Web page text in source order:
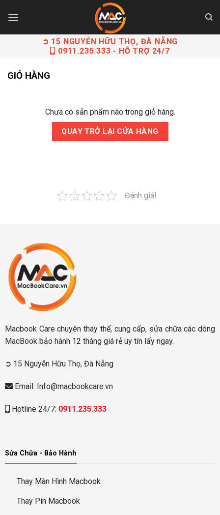
➲ 15 NGUYỄN HỮU THỌ, ĐÀ NẴNG
0911.235.333 - HỖ TRỢ 24/7
GIỎ HÀNG
Chưa có sản phẩm nào trong giỏ hàng.
QUAY TRỞ LẠI CỬA HÀNG
Đánh giá!
Macbook Care chuyên thay thế, cung cấp, sửa chữa các dòng
MacBook bảo hành 12 tháng giá rẻ uy tín lấy ngay.
➲ 15 Nguyễn Hữu Thọ, Đà Nẵng
Email: Info@macbookcare.vn
Hotline 24/7: 0911.235.333
Sửa Chữa - Bảo Hành
Thay Màn Hình Macbook
Thay Pin Macbook